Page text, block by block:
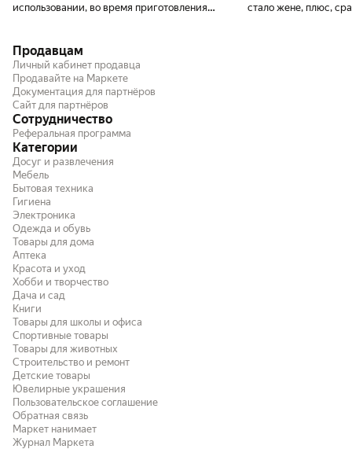
использовании, во время приготовления
порадовала еще и пароварка в комплекте.
На корпусе мультиварки есть дисплей, на
котором видно, какая программа сейчас
работает и сколько времени осталось до
конца приготовления. При желании можно
поставить отсрочку и мультиварка
включится в нужное время.
стало жене, плюс,
Продавцам
Личный кабинет продавца
Продавайте на Маркете
Документация для партнёров
Сайт для партнёров
Сотрудничество
Реферальная программа
Категории
Досуг и развлечения
Мебель
Бытовая техника
Гигиена
Электроника
Одежда и обувь
Товары для дома
Аптека
Красота и уход
Хобби и творчество
Дача и сад
Книги
Товары для школы и офиса
Спортивные товары
Товары для животных
Строительство и ремонт
Детские товары
Ювелирные украшения
Пользовательское соглашение
Обратная связь
Маркет нанимает
Журнал Маркета